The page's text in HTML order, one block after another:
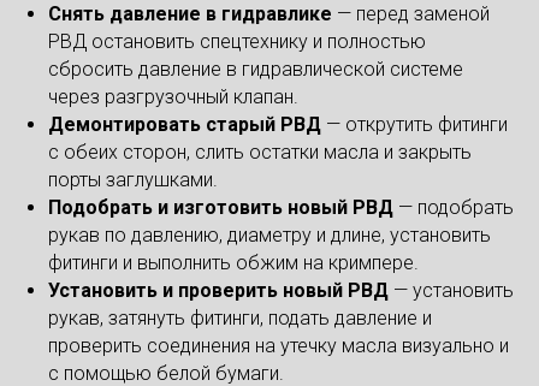
Снять давление в гидравлике — перед заменой
РВД остановить спецтехнику и полностью
сбросить давление в гидравлической системе
через разгрузочный клапан.
Демонтировать старый РВД — открутить фитинги
с обеих сторон, слить остатки масла и закрыть
порты заглушками.
Подобрать и изготовить новый РВД — подобрать
рукав по давлению, диаметру и длине, установить
фитинги и выполнить обжим на кримпере.
Установить и проверить новый РВД — установить
рукав, затянуть фитинги, подать давление и
проверить соединения на утечку масла визуально и
с помощью белой бумаги.